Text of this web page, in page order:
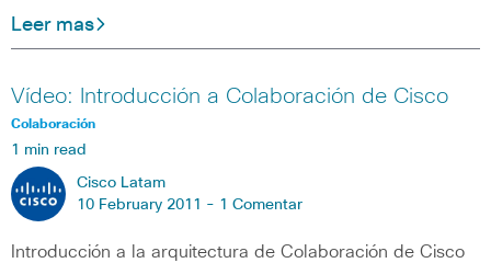
Leer mas
Vídeo: Introducción a Colaboración de Cisco
Colaboración
1 min read
Cisco Latam
10 February 2011 - 1 Comentar
Introducción a la arquitectura de Colaboración de Cisco